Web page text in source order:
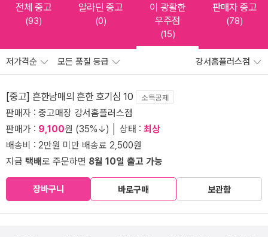
전체 중고
(93)
알라딘 중고
(0)
이 광활한
우주점
(15)
판매자 중고
(78)
저가격순 모든 품질 등급 강서홈플러스점
[중고] 흔한남매의 흔한 호기심 10 소득공제
판매자 : 중고매장 강서홈플러스점
판매가 : 9,100원 (35%↓) │ 상태 : 최상
배송비 : 2만원 미만 배송료 2,500원
지금 택배로 주문하면 8월 10일 출고 가능
장바구니 바로구매 보관함